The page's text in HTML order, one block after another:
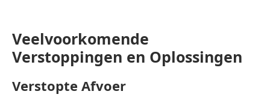
Veelvoorkomende
Verstoppingen en Oplossingen
Verstopte Afvoer